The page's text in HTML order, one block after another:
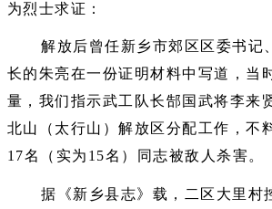
为烈士求证：
解放后曾任新乡市郊区区委书记
长的朱亮在一份证明材料中写道，当
量，我们指示武工队长郜国武将李来
北山（太行山）解放区分配工作，不
17名（实为15名）同志被敌人杀害。
据《新乡县志》载，二区大里村